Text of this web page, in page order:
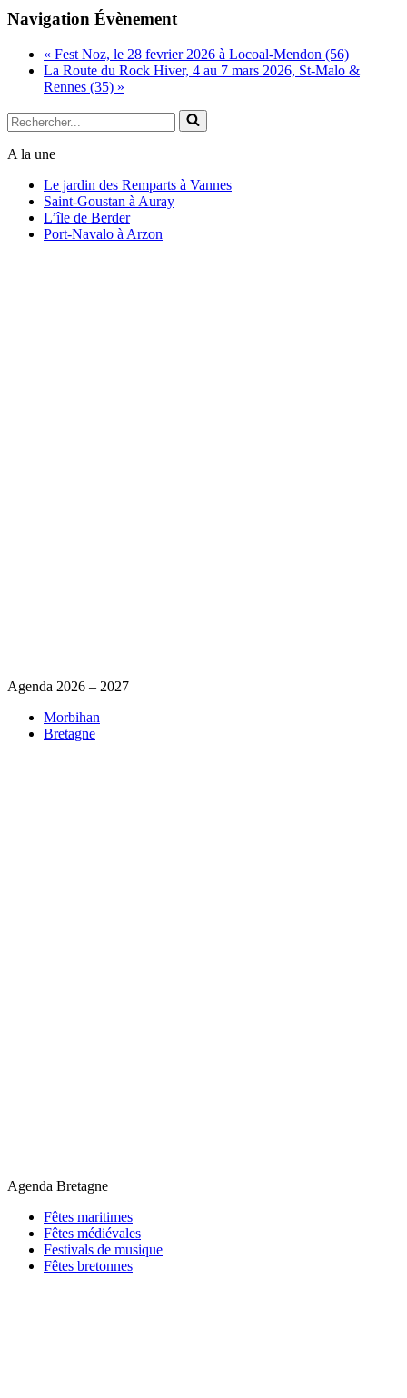
Navigation Évènement
« Fest Noz, le 28 fevrier 2026 à Locoal-Mendon (56)
La Route du Rock Hiver, 4 au 7 mars 2026, St-Malo &
Rennes (35) »
Rechercher...
A la une
Le jardin des Remparts à Vannes
Saint-Goustan à Auray
L’île de Berder
Port-Navalo à Arzon
Agenda 2026 – 2027
Morbihan
Bretagne
Agenda Bretagne
Fêtes maritimes
Fêtes médiévales
Festivals de musique
Fêtes bretonnes